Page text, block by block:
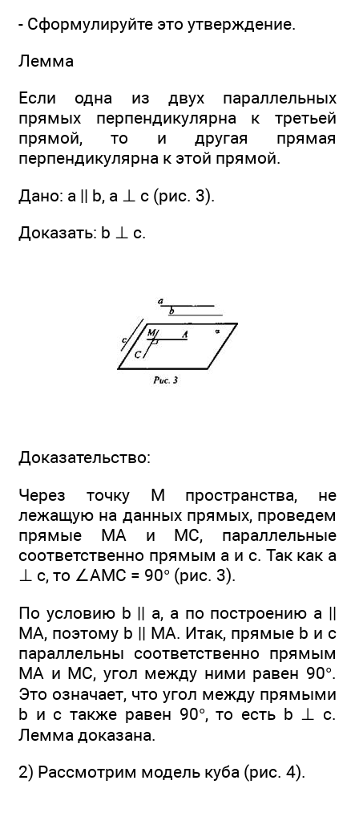
- Сформулируйте это утверждение.
Лемма
Если одна из двух параллельных
прямых перпендикулярна к третьей
прямой, то и другая прямая
перпендикулярна к этой прямой.
Дано: а || b, а ⊥ с (рис. 3).
Доказать: b ⊥ с.
Доказательство:
Через точку М пространства, не
лежащую на данных прямых, проведем
прямые МА и МС, параллельные
соответственно прямым а и с. Так как а
⊥ с, то ∠AMC = 90° (рис. 3).
По условию b || а, а по построению а ||
МА, поэтому b || МА. Итак, прямые b и с
параллельны соответственно прямым
МА и МС, угол между ними равен 90°.
Это означает, что угол между прямыми
b и с также равен 90°, то есть b ⊥ с.
Лемма доказана.
2) Рассмотрим модель куба (рис. 4).